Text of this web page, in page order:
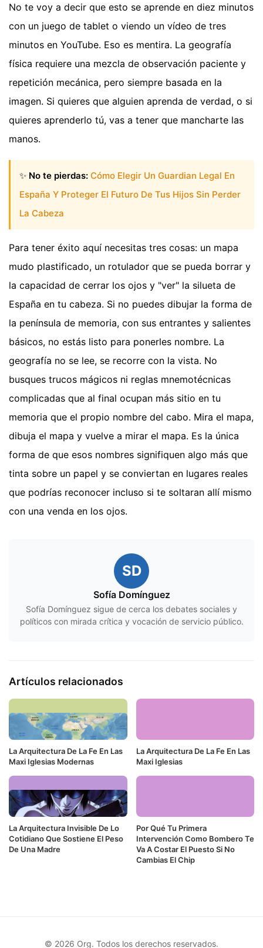
No te voy a decir que esto se aprende en diez minutos
con un juego de tablet o viendo un vídeo de tres
minutos en YouTube. Eso es mentira. La geografía
física requiere una mezcla de observación paciente y
repetición mecánica, pero siempre basada en la
imagen. Si quieres que alguien aprenda de verdad, o si
quieres aprenderlo tú, vas a tener que mancharte las
manos.
✨ No te pierdas: Cómo Elegir Un Guardian Legal En
España Y Proteger El Futuro De Tus Hijos Sin Perder
La Cabeza
Para tener éxito aquí necesitas tres cosas: un mapa
mudo plastificado, un rotulador que se pueda borrar y
la capacidad de cerrar los ojos y "ver" la silueta de
España en tu cabeza. Si no puedes dibujar la forma de
la península de memoria, con sus entrantes y salientes
básicos, no estás listo para ponerles nombre. La
geografía no se lee, se recorre con la vista. No
busques trucos mágicos ni reglas mnemotécnicas
complicadas que al final ocupan más sitio en tu
memoria que el propio nombre del cabo. Mira el mapa,
dibuja el mapa y vuelve a mirar el mapa. Es la única
forma de que esos nombres signifiquen algo más que
tinta sobre un papel y se conviertan en lugares reales
que podrías reconocer incluso si te soltaran allí mismo
con una venda en los ojos.
SD
Sofía Domínguez
Sofía Domínguez sigue de cerca los debates sociales y
políticos con mirada crítica y vocación de servicio público.
Artículos relacionados
La Arquitectura De La Fe En Las
Maxi Iglesias Modernas
La Arquitectura De La Fe En Las
Maxi Iglesias
La Arquitectura Invisible De Lo
Cotidiano Que Sostiene El Peso
De Una Madre
Por Qué Tu Primera
Intervención Como Bombero Te
Va A Costar El Puesto Si No
Cambias El Chip
© 2026 Org. Todos los derechos reservados.